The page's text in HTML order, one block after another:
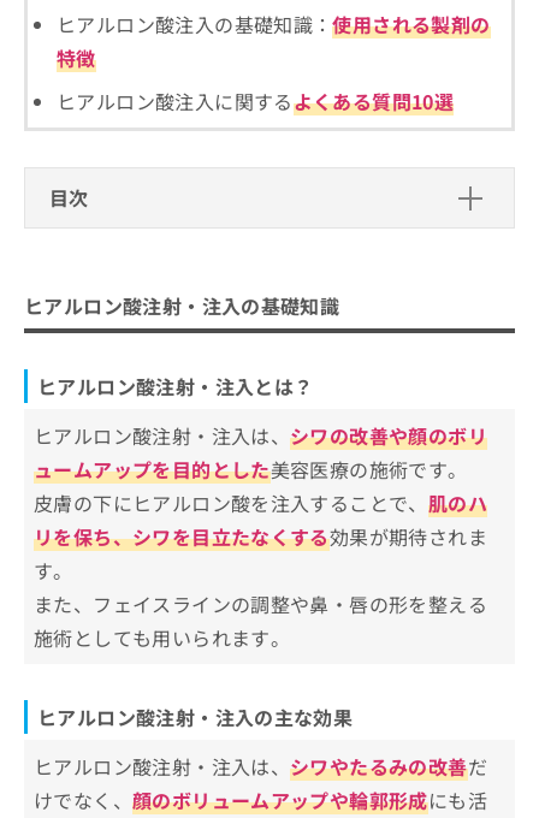
ヒアルロン酸注入の基礎知識：使用される製剤の
特徴
ヒアルロン酸注入に関するよくある質問10選
目次
ヒアルロン酸注射・注入の主な効果
ヒアルロン酸注射・注入を受けるクリニックを
選ぶ際にチェックする4つのポイント
そもそもヒアルロン酸注射・注入ってどんなも
の？製剤ごとの特徴なども解説
福岡市でヒアルロン酸注射・注入を受
けるときの「通いやすさ」とは？
福岡市で受診先を絞り込むポイント
比較しやすいチェックリスト
福岡市で評判のヒアルロン酸注射・注
福岡TAクリニック
クリニーク福岡天神
eクリニック福岡院
ブリスクリニック
ヒアルロン酸注射・注入の基礎知識
ヒアルロン酸注射・注入とは？
ヒアルロン酸注射・注入は、シワの改善や顔のボリ
ュームアップを目的とした美容医療の施術です。
皮膚の下にヒアルロン酸を注入することで、 肌のハ
リを保ち、シワを目立たなくする効果が期待されま
す。
また、フェイスラインの調整や鼻・唇の形を整える
施術としても用いられます。
ヒアルロン酸注射・注入の主な効果
ヒアルロン酸注射・注入は、シワやたるみの改善だ
けでなく、 顔のボリュームアップや輪郭形成にも活
ら
載
情
の
ち
ら
そ
の
の
お
問
い
合
わ
は
こ
情
充
の
申
ち
ら